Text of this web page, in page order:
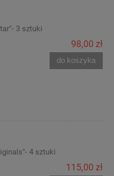
3 sztuki
98,00 zł
do koszyka
4 sztuki
115,00 zł